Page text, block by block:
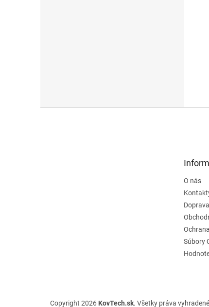
O nás
Súbory
Copyright 2026 KovTech.sk. Všetky práva